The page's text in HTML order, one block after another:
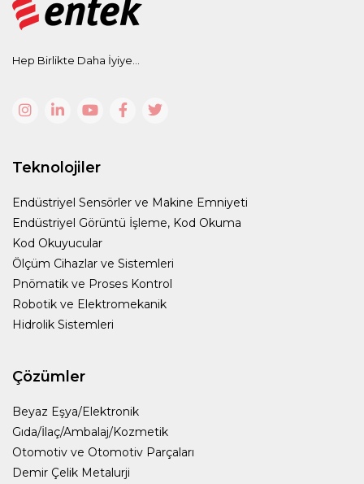
Hep Birlikte Daha İyiye...
Teknolojiler
Endüstriyel Sensörler ve Makine Emniyeti
Endüstriyel Görüntü İşleme, Kod Okuma
Kod Okuyucular
Ölçüm Cihazlar ve Sistemleri
Pnömatik ve Proses Kontrol
Robotik ve Elektromekanik
Hidrolik Sistemleri
Çözümler
Beyaz Eşya/Elektronik
Gıda/İlaç/Ambalaj/Kozmetik
Otomotiv ve Otomotiv Parçaları
Demir Çelik Metalurji